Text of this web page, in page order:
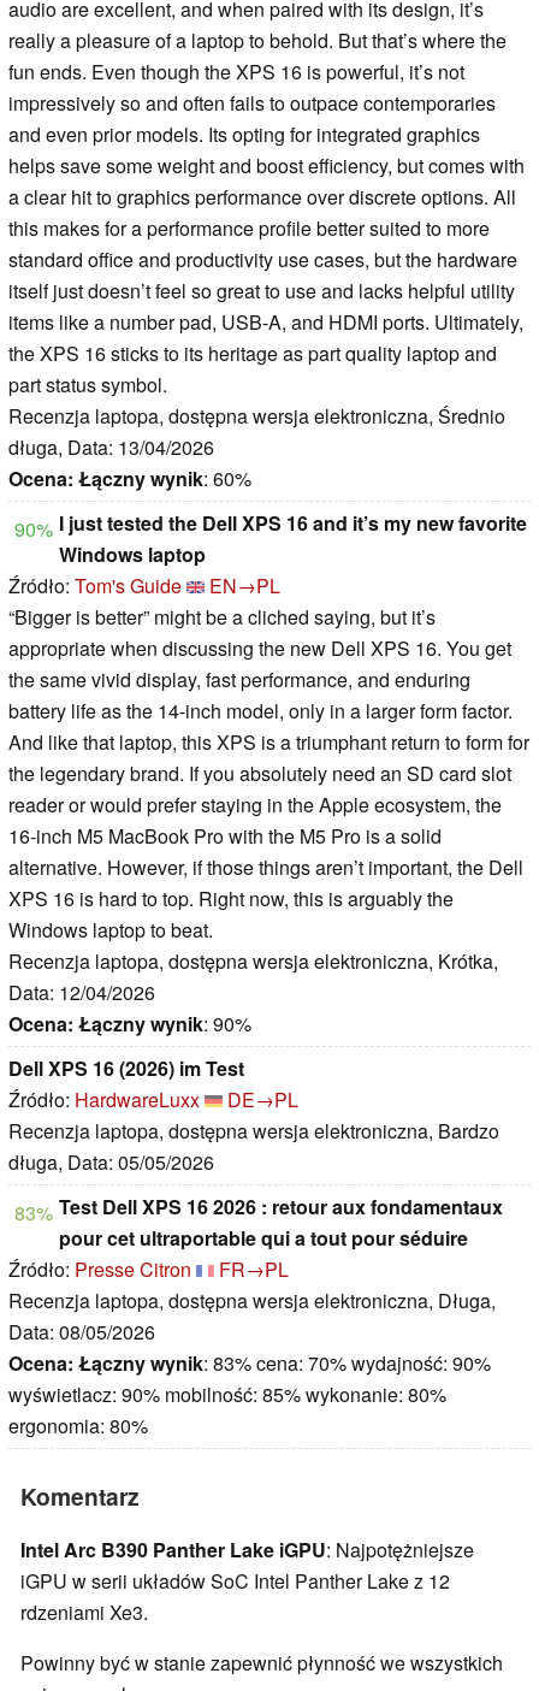
audio are excellent, and when paired with its design, it’s
really a pleasure of a laptop to behold. But that’s where the
fun ends. Even though the XPS 16 is powerful, it’s not
impressively so and often fails to outpace contemporaries
and even prior models. Its opting for integrated graphics
helps save some weight and boost efficiency, but comes with
a clear hit to graphics performance over discrete options. All
this makes for a performance profile better suited to more
standard office and productivity use cases, but the hardware
itself just doesn’t feel so great to use and lacks helpful utility
items like a number pad, USB-A, and HDMI ports. Ultimately,
the XPS 16 sticks to its heritage as part quality laptop and
part status symbol.
Recenzja laptopa, dostępna wersja elektroniczna, Średnio
długa, Data: 13/04/2026
Ocena: Łączny wynik: 60%
90% I just tested the Dell XPS 16 and it’s my new favorite
Windows laptop
Źródło: Tom's Guide
EN→PL
“Bigger is better” might be a cliched saying, but it’s
appropriate when discussing the new Dell XPS 16. You get
the same vivid display, fast performance, and enduring
battery life as the 14-inch model, only in a larger form factor.
And like that laptop, this XPS is a triumphant return to form for
the legendary brand. If you absolutely need an SD card slot
reader or would prefer staying in the Apple ecosystem, the
16-inch M5 MacBook Pro with the M5 Pro is a solid
alternative. However, if those things aren’t important, the Dell
XPS 16 is hard to top. Right now, this is arguably the
Windows laptop to beat.
Recenzja laptopa, dostępna wersja elektroniczna, Krótka,
Data: 12/04/2026
Ocena: Łączny wynik: 90%
Dell XPS 16 (2026) im Test
Źródło: HardwareLuxx
DE→PL
Recenzja laptopa, dostępna wersja elektroniczna, Bardzo
długa, Data: 05/05/2026
83% Test Dell XPS 16 2026 : retour aux fondamentaux
pour cet ultraportable qui a tout pour séduire
Źródło: Presse Citron
FR→PL
Recenzja laptopa, dostępna wersja elektroniczna, Długa,
Data: 08/05/2026
Ocena: Łączny wynik: 83% cena: 70% wydajność: 90%
wyświetlacz: 90% mobilność: 85% wykonanie: 80%
ergonomia: 80%
Komentarz
Intel Arc B390 Panther Lake iGPU: Najpotężniejsze
iGPU w serii układów SoC Intel Panther Lake z 12
rdzeniami Xe3.
Powinny być w stanie zapewnić płynność we wszystkich